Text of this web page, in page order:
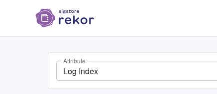
Attribute
Log Index